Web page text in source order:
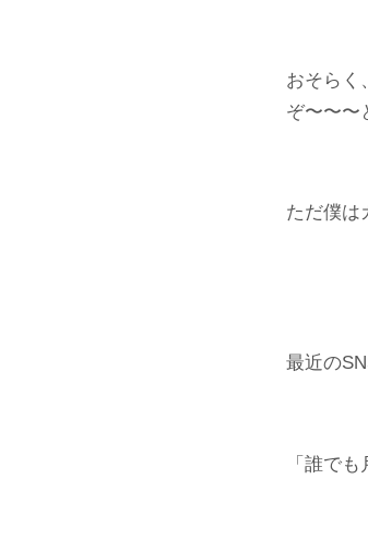
おそらく
ぞ〜〜〜
ただ僕は
最近の
「誰で